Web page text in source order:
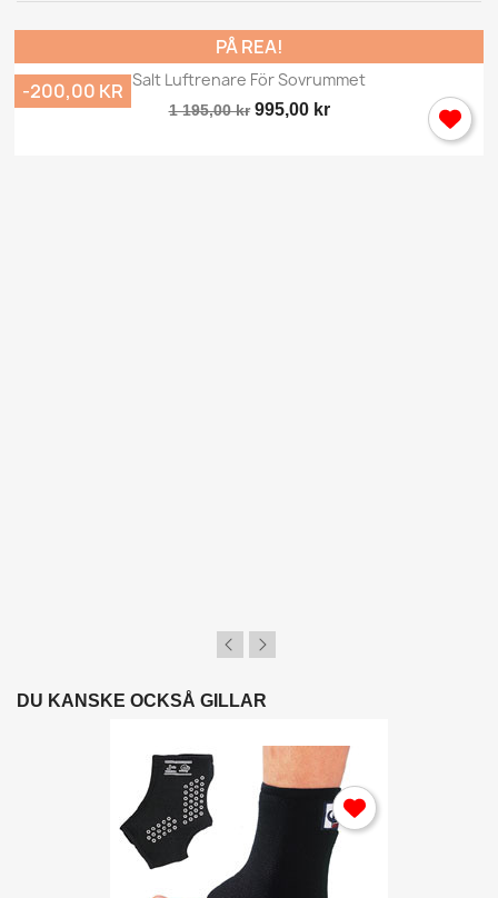
Salt Luftrenare För Sovrummet
1 195,00 kr 995,00 kr
PÅ REA!
-200,00 KR
DU KANSKE OCKSÅ GILLAR